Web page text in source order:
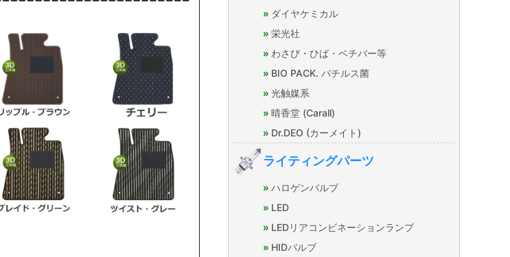
ダイヤケミカル
栄光社
わさび・ひば・ベチバー等
BIO PACK. バチルス菌
光触媒系
晴香堂 (Carall)
Dr.DEO (カーメイト)
ライティングパーツ
ハロゲンバルブ
LED
LEDリアコンビネーションランプ
HIDバルブ